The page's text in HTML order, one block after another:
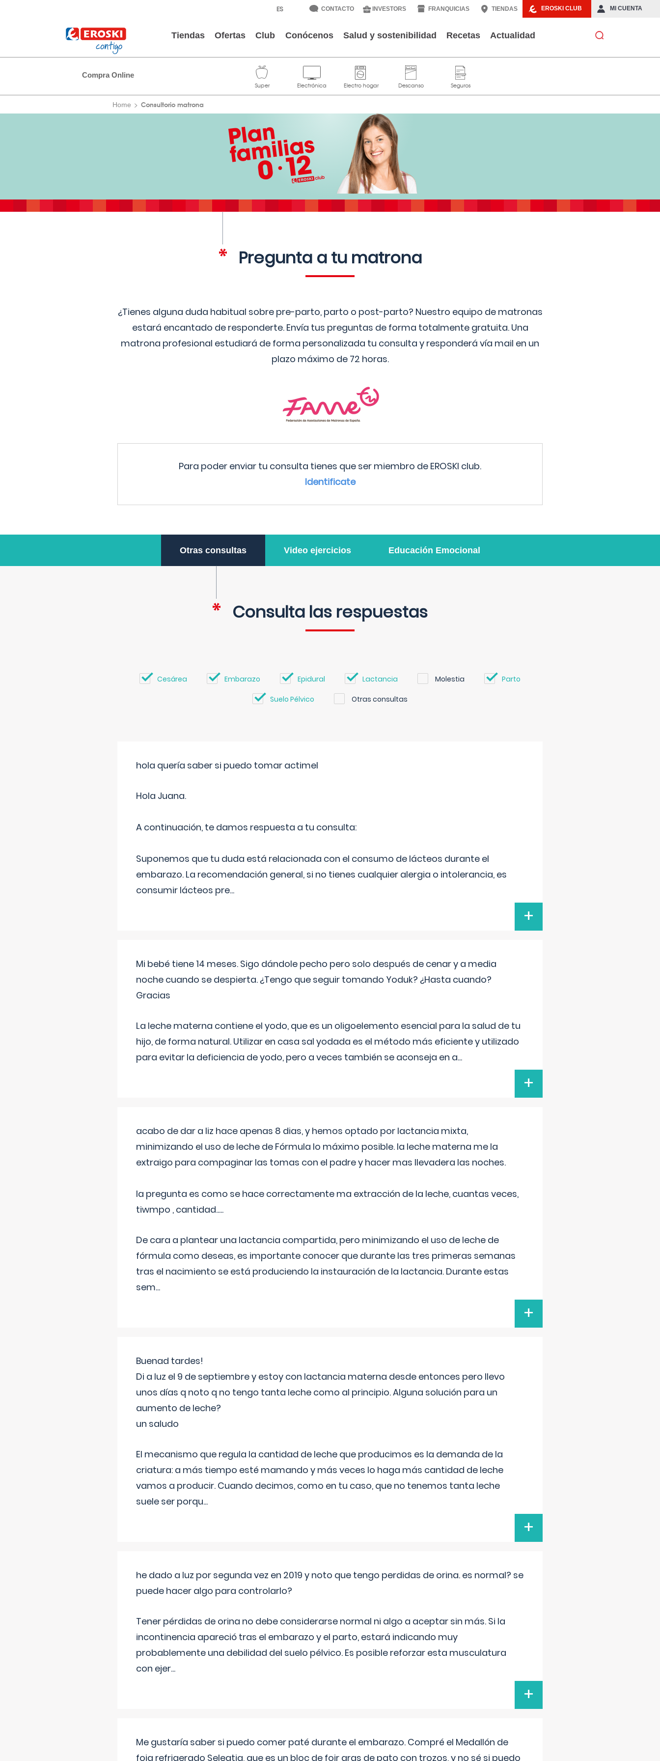
EROSKI CLUB MI CUENTA
CONTACTO INVESTORS FRANQUICIAS TIENDAS
Tiendas Ofertas Club Conócenos Salud y sostenibilidad Recetas Actualidad
Compra Online
Home Consultorio matrona
Pregunta a tu matrona
¿Tienes alguna duda habitual sobre pre-parto, parto o post-parto? Nuestro equipo de matronas
estará encantado de responderte. Envía tus preguntas de forma totalmente gratuita. Una
matrona profesional estudiará de forma personalizada tu consulta y responderá vía mail en un
plazo máximo de 72 horas.
Para poder enviar tu consulta tienes que ser miembro de EROSKI club.
Identificate
Otras consultas Video ejercicios Educación Emocional
Consulta las respuestas
Cesárea Embarazo Epidural Lactancia Molestia Parto
Suelo Pélvico Otras consultas
hola quería saber si puedo tomar actimel
Hola Juana.
A continuación, te damos respuesta a tu consulta:
Suponemos que tu duda está relacionada con el consumo de lácteos durante el
embarazo. La recomendación general, si no tienes cualquier alergia o intolerancia, es
consumir lácteos pre...
+
Mi bebé tiene 14 meses. Sigo dándole pecho pero solo después de cenar y a media
noche cuando se despierta. ¿Tengo que seguir tomando Yoduk? ¿Hasta cuando?
Gracias
La leche materna contiene el yodo, que es un oligoelemento esencial para la salud de tu
hijo, de forma natural. Utilizar en casa sal yodada es el método más eficiente y utilizado
para evitar la deficiencia de yodo, pero a veces también se aconseja en a...
+
acabo de dar a liz hace apenas 8 dias, y hemos optado por lactancia mixta,
minimizando el uso de leche de Fórmula lo máximo posible. la leche materna me la
extraigo para compaginar las tomas con el padre y hacer mas llevadera las noches.
la pregunta es como se hace correctamente ma extracción de la leche, cuantas veces,
tiwmpo , cantidad.....
De cara a plantear una lactancia compartida, pero minimizando el uso de leche de
fórmula como deseas, es importante conocer que durante las tres primeras semanas
tras el nacimiento se está produciendo la instauración de la lactancia. Durante estas
sem...
+
Buenad tardes!
Di a luz el 9 de septiembre y estoy con lactancia materna desde entonces pero llevo
unos días q noto q no tengo tanta leche como al principio. Alguna solución para un
aumento de leche?
un saludo
El mecanismo que regula la cantidad de leche que producimos es la demanda de la
criatura: a más tiempo esté mamando y más veces lo haga más cantidad de leche
vamos a producir. Cuando decimos, como en tu caso, que no tenemos tanta leche
suele ser porqu...
+
he dado a luz por segunda vez en 2019 y noto que tengo perdidas de orina. es normal? se
puede hacer algo para controlarlo?
Tener pérdidas de orina no debe considerarse normal ni algo a aceptar sin más. Si la
incontinencia apareció tras el embarazo y el parto, estará indicando muy
probablemente una debilidad del suelo pélvico. Es posible reforzar esta musculatura
con ejer...
+
Me gustaría saber si puedo comer paté durante el embarazo. Compré el Medallón de
foia refrigerado Seleqtia, que es un bloc de foir gras de pato con trozos, y no sé si puedo